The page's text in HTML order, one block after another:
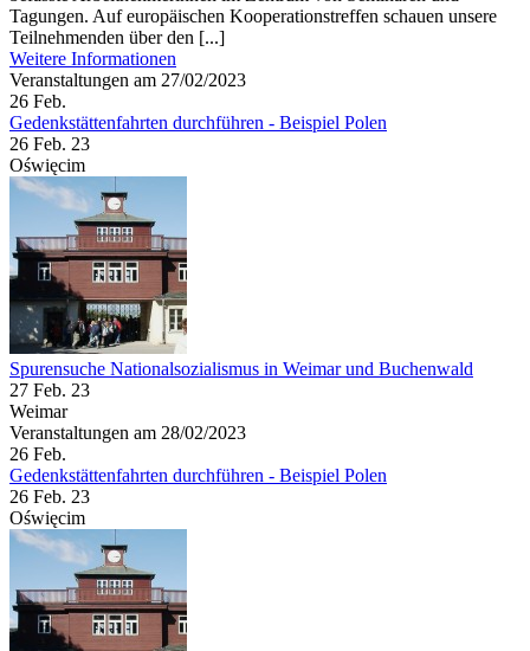
Tagungen. Auf europäischen Kooperationstreffen schauen unsere
Teilnehmenden über den [...]
Weitere Informationen
Veranstaltungen am 27/02/2023
26 Feb.
Gedenkstättenfahrten durchführen - Beispiel Polen
26 Feb. 23
Oświęcim
Spurensuche Nationalsozialismus in Weimar und Buchenwald
27 Feb. 23
Weimar
Veranstaltungen am 28/02/2023
26 Feb.
Gedenkstättenfahrten durchführen - Beispiel Polen
26 Feb. 23
Oświęcim